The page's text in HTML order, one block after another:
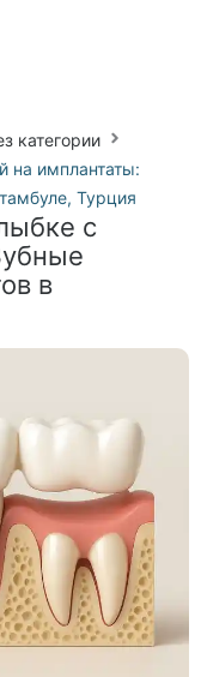
с
в
категории
на имплантаты:
Турция